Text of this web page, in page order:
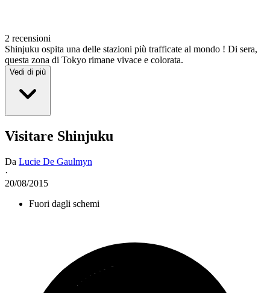
2 recensioni
Shinjuku ospita una delle stazioni più trafficate al mondo ! Di sera,
questa zona di Tokyo rimane vivace e colorata.
Vedi di più
Visitare Shinjuku
Da Lucie De Gaulmyn
·
20/08/2015
Fuori dagli schemi